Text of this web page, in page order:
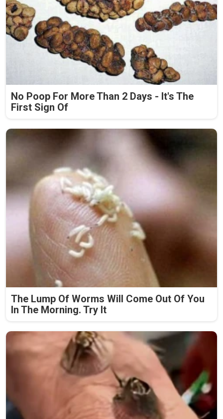
No Poop For More Than 2 Days - It's The
First Sign Of
The Lump Of Worms Will Come Out Of You
In The Morning. Try It